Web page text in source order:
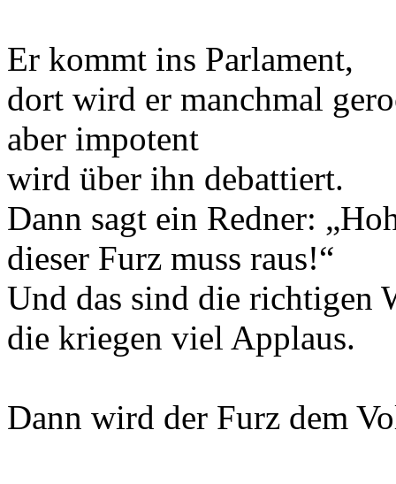
Er kommt ins Parlament,
dort wird er manchmal
aber impotent
wird über ihn debattiert.
Dann sagt ein Redner:
dieser Furz muss raus!“
Und das sind die richtigen
die kriegen viel Applaus.
Dann wird der Furz dem